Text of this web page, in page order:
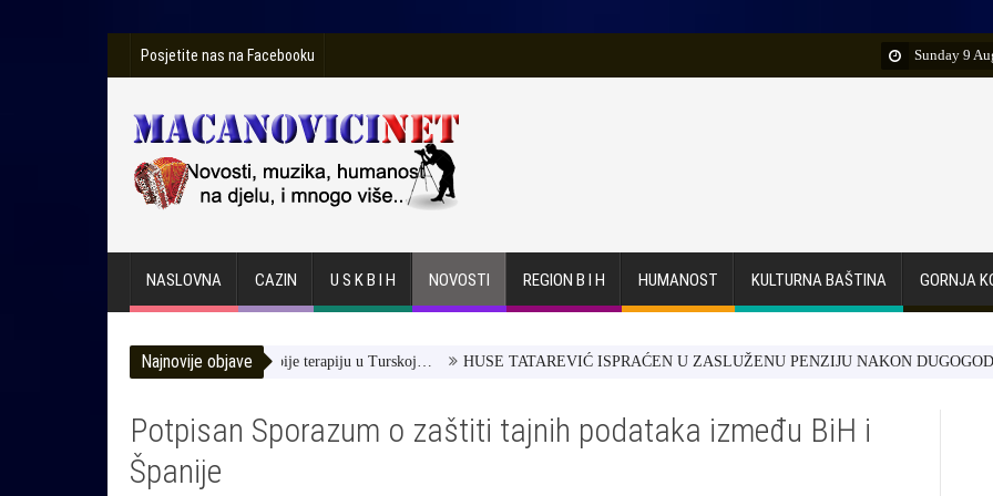
Posjetite nas na Facebooku Sunday 9
NASLOVNA CAZIN U S K B I H NOVOSTI REGION B I H HUMANOST KULTURNA BAŠTINA GORNJA
Najnovije objave
Toromanović -Pomozimo joj da dobije terapiju u Turskoj… HUSE TATAREVIĆ ISPRAĆEN U ZASLUŽENU PENZIJU NAKON DUGOGODIŠNJEG
Potpisan Sporazum o zaštiti tajnih podataka između BiH i
Španije